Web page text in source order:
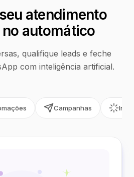
atendimento
automático
qualifique leads e feche
com inteligência artificial.
Campanhas